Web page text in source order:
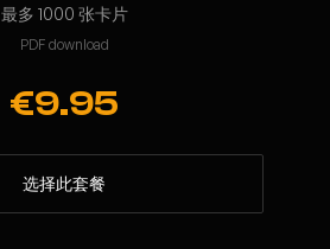
最多 1000 张卡片
PDF download
€9.95
选择此套餐